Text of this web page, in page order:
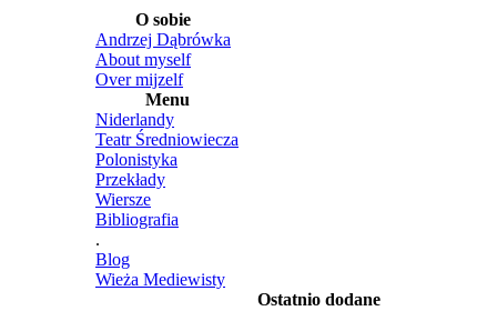
O sobie
Andrzej Dąbrówka
About myself
Over mijzelf
Menu
Niderlandy
Teatr Średniowiecza
Polonistyka
Przekłady
Wiersze
Bibliografia
.
Blog
Wieża Mediewisty
Ostatnio dodane